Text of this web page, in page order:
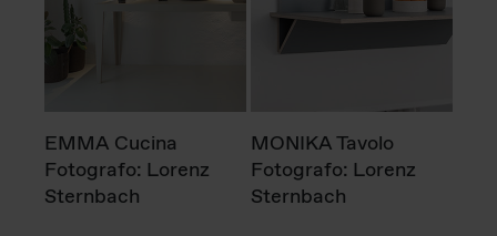
EMMA Cucina
Fotografo: Lorenz
Sternbach
MONIKA Tavolo
Fotografo: Lorenz
Sternbach